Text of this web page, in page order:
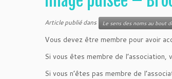
Article publié dans Le sens des noms au bout
Vous devez être membre pour avoir
Si vous êtes membre de l’association,
Si vous n’êtes pas membre de